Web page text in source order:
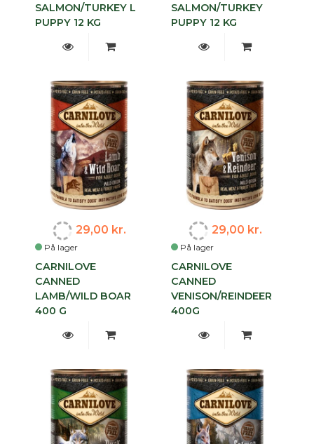
SALMON/TURKEY L
PUPPY 12 KG
SALMON/TURKEY
PUPPY 12 KG
På lager
29,00 kr.
CARNILOVE
CANNED
LAMB/WILD BOAR
400 G
På lager
29,00 kr.
CARNILOVE
CANNED
VENISON/REINDEER
400G